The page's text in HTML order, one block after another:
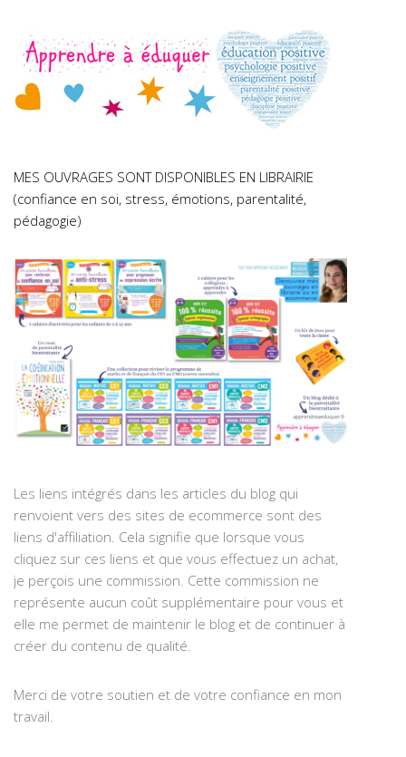
MES OUVRAGES SONT DISPONIBLES EN LIBRAIRIE
(confiance en soi, stress, émotions, parentalité,
pédagogie)
Les liens intégrés dans les articles du blog qui
renvoient vers des sites de ecommerce sont des
liens d'affiliation. Cela signifie que lorsque vous
cliquez sur ces liens et que vous effectuez un achat,
je perçois une commission. Cette commission ne
représente aucun coût supplémentaire pour vous et
elle me permet de maintenir le blog et de continuer à
créer du contenu de qualité.
Merci de votre soutien et de votre confiance en mon
travail.